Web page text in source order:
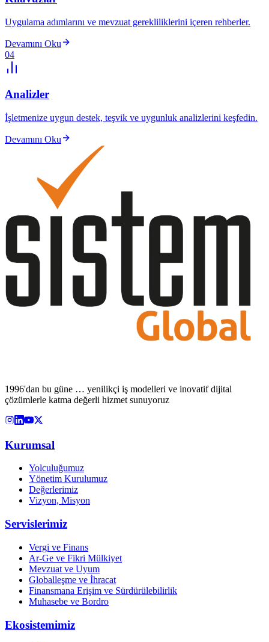
Uygulama adımlarını ve mevzuat gerekliliklerini içeren rehberler.
Devamını Oku
04
Analizler
İşletmenize uygun destek, teşvik ve uygunluk analizlerini keşfedin.
Devamını Oku
1996'dan bu güne … yenilikçi iş modelleri ve inovatif dijital
çözümlerle katma değerli hizmet sunuyoruz
Kurumsal
Yolculuğumuz
Yönetim Kurulumuz
Değerlerimiz
Vizyon, Misyon
Servislerimiz
Vergi ve Finans
Ar-Ge ve Fikri Mülkiyet
Mevzuat ve Uyum
Globalleşme ve İhracat
Finansmana Erişim ve Sürdürülebilirlik
Muhasebe ve Bordro
Ekosistemimiz